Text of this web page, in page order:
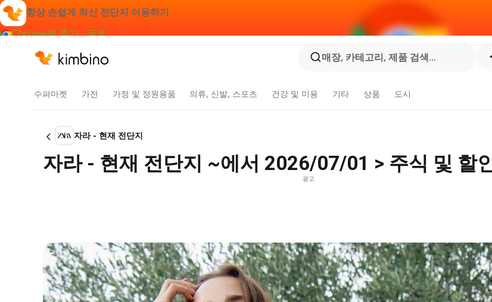
항상 손쉽게 최신 전단지 이용하기
Chrome에 추가 - 무료
매장, 카테고리, 제품 검색...
수퍼마켓 가전 가정 및 정원용품 의류, 신발, 스포츠 건강 및 미용 기타 상품 도시
자라 - 현재 전단지
자라 - 현재 전단지 ~에서 2026/07/01 > 주식 및 할
광고